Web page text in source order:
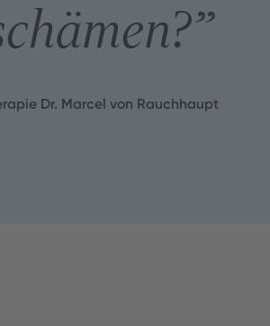
”
Dr. Marcel von Rauchhaupt